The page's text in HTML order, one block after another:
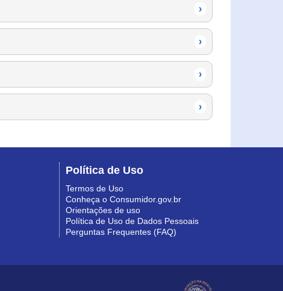
›
›
›
›
Política de Uso
Termos de Uso
Conheça o Consumidor.gov.br
Orientações de uso
Política de Uso de Dados Pessoais
Perguntas Frequentes (FAQ)